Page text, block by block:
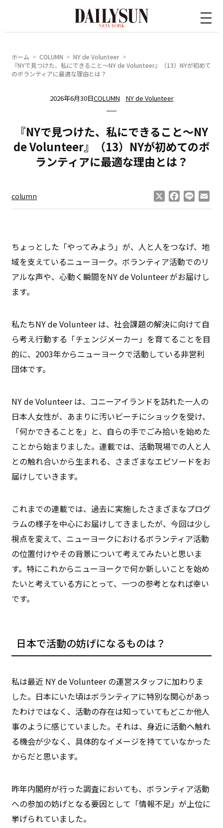
ホーム COLUMN
NY de Volunteer
『NYで見つけた、私にできること〜NY de Volunteer』（13）NYが初めて
のボランティアに最適な理由とは？
2026年6月30日COLUMN NY de Volunteer
『NYで見つけた、私にできること〜NY
de Volunteer』（13）NYが初めてのボ
ランティアに最適な理由とは？
column Facebook
Line
ちょっとした「やってみよう」が、人と人をつなげ、地
域を支えているニューヨーク。ボランティア活動でのリ
アルな声や、心動く瞬間をNY de Volunteer がお届けし
ます。
私たちNY de Volunteer は、社会課題の解決に向けて自
ら考え行動する「チェンジメーカー」を育てることを目
的に、2003年からニューヨークで活動している非営利
団体です。
NY de Volunteer は、コニーアイランドを訪れた一人の
日本人女性が、あまりに汚いビーチにショックを受け、
「何かできることを」と、自らの手でごみ拾いを始めた
ことから始まりました。連載では、活動現場での人と人
との触れ合いから生まれる、さまざまなエピソードをお
届けしていきます。
これまでの連載では、過去に実施したさまざまなプログ
ラムの様子を中心にお届けしてきましたが、今回は少し
視点を変えて、ニューヨークにおけるボランティア活動
の位置付けやその背景について考えてみたいと思いま
す。特にこれからニューヨークで何か新しいことを始め
たいと考えている方にとって、一つの参考となれば幸い
です。
日本で活動の妨げになるものは？
私は最近 NY de Volunteer の運営スタッフに加わりま
した。日本にいた頃はボランティアに特別な関心があっ
たわけではなく、活動の存在は知っていてもどこか他人
事のように感じていました。それは、身近に活動へ触れ
る機会が少なく、具体的なイメージを持てていなかった
からだと思います。
昨年内閣府が行った調査においても、ボランティア活動
への参加の妨げとなる要因として「情報不足」が上位に
挙げられていました。